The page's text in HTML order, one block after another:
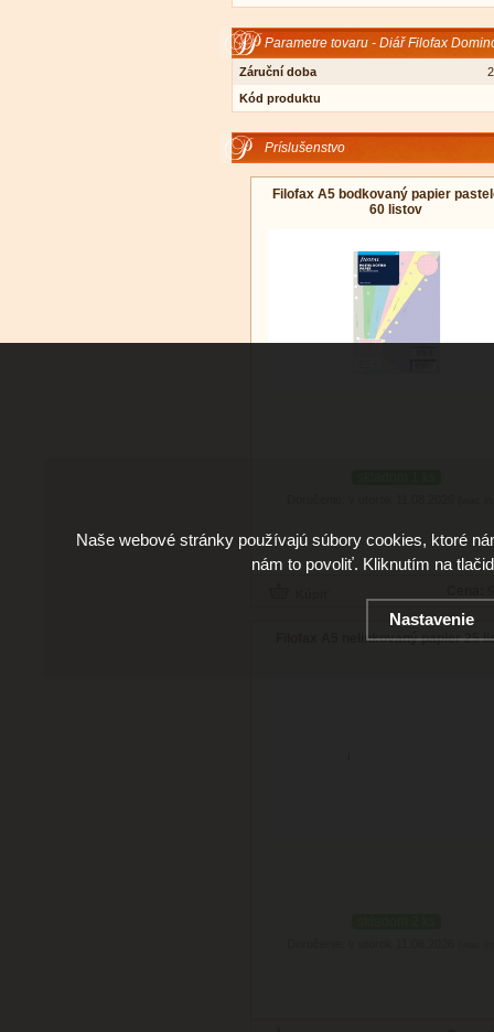
Parametre tovaru - Diář Filofax
Záruční doba
Kód produktu
Príslušenstvo
Filofax A5 bodkovaný papier
60 listov
Filofax A5 nelinkovaný papier 25
Naše webové stránky používajú súbory cookies, ktoré
nám to povoliť. Kliknutím na
Nastavenie